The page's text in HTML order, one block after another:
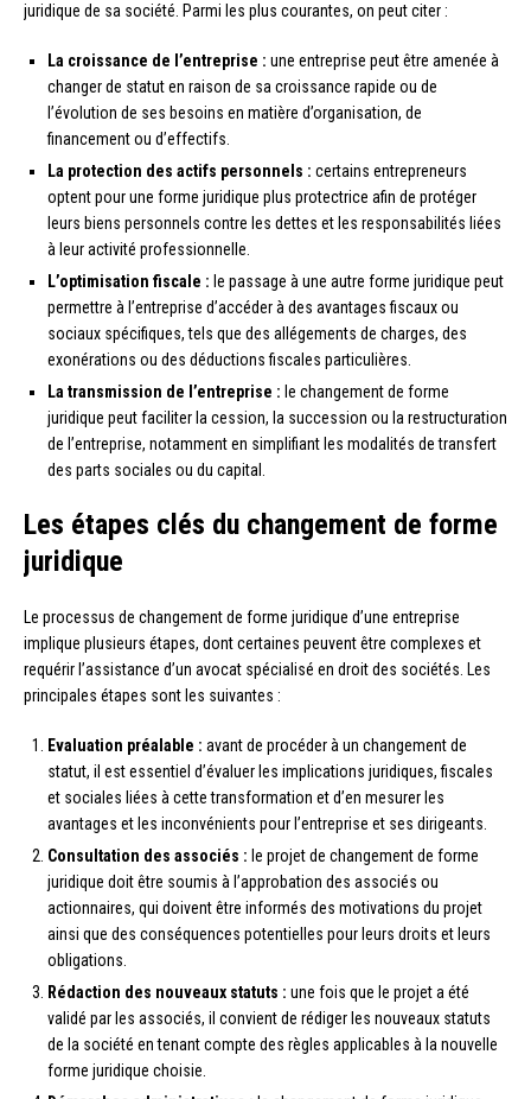
juridique de sa société. Parmi les plus courantes, on peut citer :
La croissance de l’entreprise : une entreprise peut être amenée à
changer de statut en raison de sa croissance rapide ou de
l’évolution de ses besoins en matière d’organisation, de
financement ou d’effectifs.
La protection des actifs personnels : certains entrepreneurs
optent pour une forme juridique plus protectrice afin de protéger
leurs biens personnels contre les dettes et les responsabilités liées
à leur activité professionnelle.
L’optimisation fiscale : le passage à une autre forme juridique peut
permettre à l’entreprise d’accéder à des avantages fiscaux ou
sociaux spécifiques, tels que des allégements de charges, des
exonérations ou des déductions fiscales particulières.
La transmission de l’entreprise : le changement de forme
juridique peut faciliter la cession, la succession ou la restructuration
de l’entreprise, notamment en simplifiant les modalités de transfert
des parts sociales ou du capital.
Les étapes clés du changement de forme
juridique
Le processus de changement de forme juridique d’une entreprise
implique plusieurs étapes, dont certaines peuvent être complexes et
requérir l’assistance d’un avocat spécialisé en droit des sociétés. Les
principales étapes sont les suivantes :
Evaluation préalable : avant de procéder à un changement de
statut, il est essentiel d’évaluer les implications juridiques, fiscales
et sociales liées à cette transformation et d’en mesurer les
avantages et les inconvénients pour l’entreprise et ses dirigeants.
Consultation des associés : le projet de changement de forme
juridique doit être soumis à l’approbation des associés ou
actionnaires, qui doivent être informés des motivations du projet
ainsi que des conséquences potentielles pour leurs droits et leurs
obligations.
Rédaction des nouveaux statuts : une fois que le projet a été
validé par les associés, il convient de rédiger les nouveaux statuts
de la société en tenant compte des règles applicables à la nouvelle
forme juridique choisie.